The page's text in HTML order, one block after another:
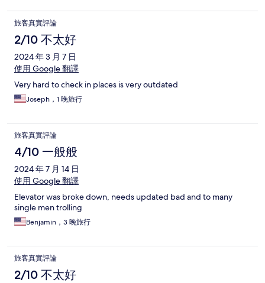
旅客真實評論
2/10 不太好
2024 年 3 月 7 日
使用 Google 翻譯
Very hard to check in places is very outdated
Joseph，1 晚旅行
旅客真實評論
4/10 一般般
2024 年 7 月 14 日
使用 Google 翻譯
Elevator was broke down, needs updated bad and to many
single men trolling
Benjamin，3 晚旅行
旅客真實評論
2/10 不太好